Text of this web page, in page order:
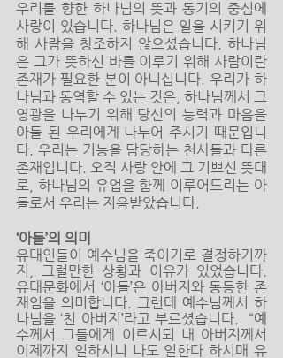
우리를 향한 하나님의 뜻과 동기의 중심에
사랑이 있습니다. 하나님은 일을 시키기 위
해 사람을 창조하지 않으셨습니다. 하나님
은 그가 뜻하신 바를 이루기 위해 사람이란
존재가 필요한 분이 아니십니다. 우리가 하
나님과 동역할 수 있는 것은, 하나님께서 그
영광을 나누기 위해 당신의 능력과 마음을
아들 된 우리에게 나누어 주시기 때문입니
다. 우리는 기능을 담당하는 천사들과 다른
존재입니다. 오직 사랑 안에 그 기쁘신 뜻대
로, 하나님의 유업을 함께 이루어드리는 아
들로서 우리는 지음받았습니다.
‘아들’의 의미
유대인들이 예수님을 죽이기로 결정하기까
지, 그럴만한 상황과 이유가 있었습니다.
유대문화에서 ‘아들’은 아버지와 동등한 존
재임을 의미합니다. 그런데 예수님께서 하
나님을 ‘친 아버지’라고 부르셨습니다.  “예
수께서 그들에게 이르시되 내 아버지께서
이제까지 일하시니 나도 일한다 하시매 유